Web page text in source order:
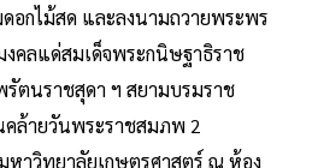
อกไม้สด และลงนามถวายพระพร
คลแด่สมเด็จพระกนิษฐาธิราช
รัตนราชสุดา ฯ สยามบรมราช
คล้ายวันพระราชสมภพ 2
หาวิทยาลัยเกษตรศาสตร์ ณ ห้อง